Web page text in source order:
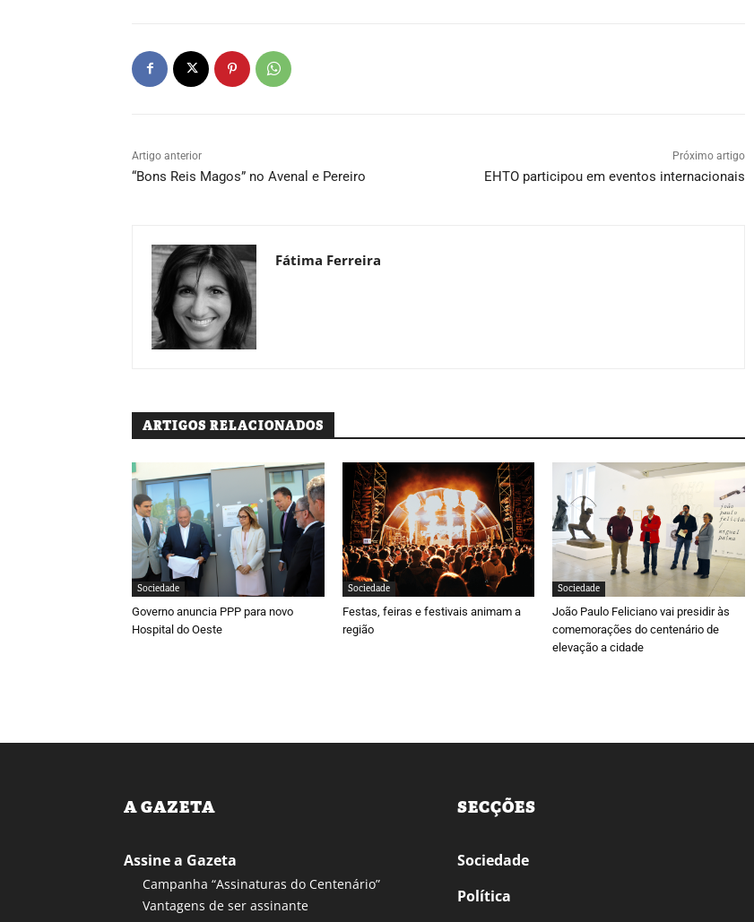
Artigo anterior
“Bons Reis Magos” no Avenal e Pereiro
Próximo artigo
EHTO participou em eventos internacionais
Fátima Ferreira
ARTIGOS RELACIONADOS
Sociedade
Governo anuncia PPP para novo
Hospital do Oeste
Sociedade
Festas, feiras e festivais animam a
região
Sociedade
João Paulo Feliciano vai presidir às
comemorações do centenário de
elevação a cidade
A GAZETA
Assine a Gazeta
Campanha “Assinaturas do Centenário”
Vantagens de ser assinante
SECÇÕES
Sociedade
Política